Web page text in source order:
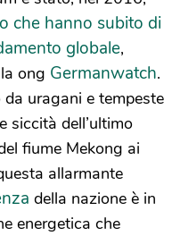
che hanno subito di
globale,
ong Germanwatch.
uragani e tempeste
siccità dell’ultimo
fiume Mekong ai
allarmante
della nazione è in
energetica che